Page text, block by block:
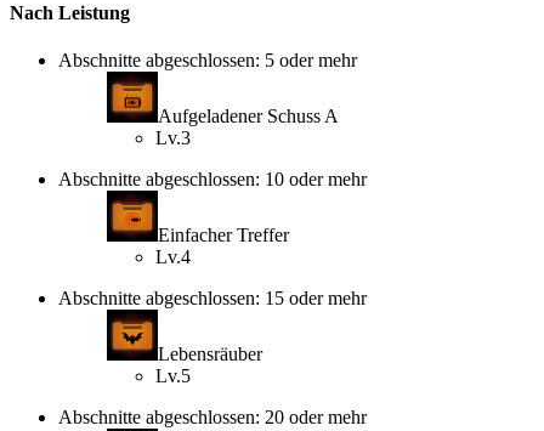
Nach Leistung
Abschnitte abgeschlossen: 5 oder mehr
Aufgeladener Schuss A
Lv.3
Abschnitte abgeschlossen: 10 oder mehr
Einfacher Treffer
Lv.4
Abschnitte abgeschlossen: 15 oder mehr
Lebensräuber
Lv.5
Abschnitte abgeschlossen: 20 oder mehr